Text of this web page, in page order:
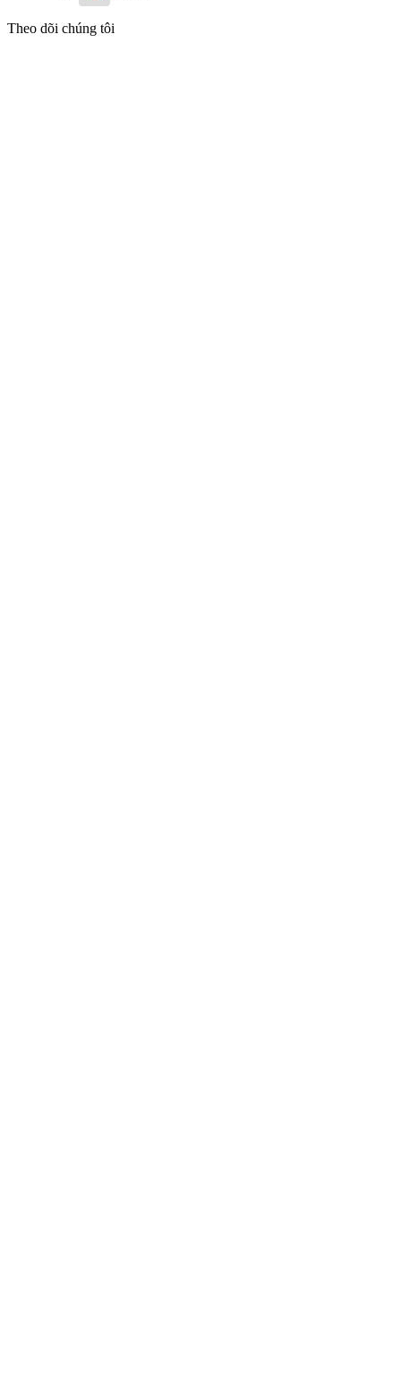
Theo dõi chúng tôi